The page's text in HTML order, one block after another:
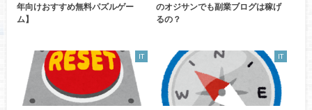
年向けおすすめ無料パズルゲー
ム】
のオジサンでも副業ブログは稼げ
るの？
IT IT